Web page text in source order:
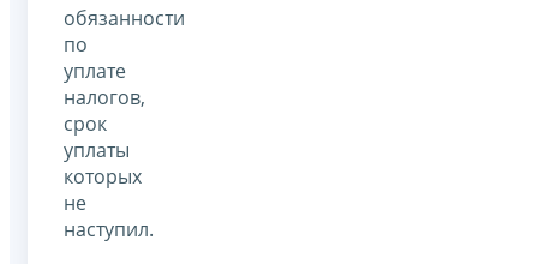
обязанности
по
уплате
налогов,
срок
уплаты
которых
не
наступил.